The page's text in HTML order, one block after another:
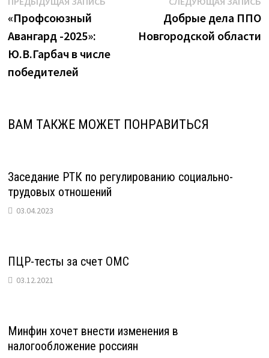
по
записям
«Профсоюзный
Авангард -2025»:
Ю.В.Гарбач в числе
победителей
Добрые дела ППО
Новгородской области
ВАМ ТАКЖЕ МОЖЕТ ПОНРАВИТЬСЯ
Заседание РТК по регулированию социально-
трудовых отношений
03.04.2023
ПЦР-тесты за счет ОМС
03.12.2021
Минфин хочет внести изменения в
налогообложение россиян